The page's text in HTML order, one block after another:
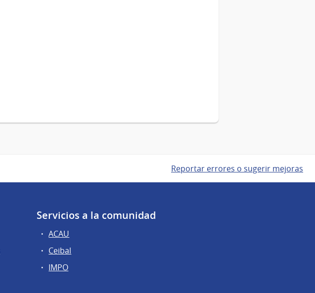
Reportar errores o sugerir mejoras
Servicios a la comunidad
ACAU
Ceibal
IMPO